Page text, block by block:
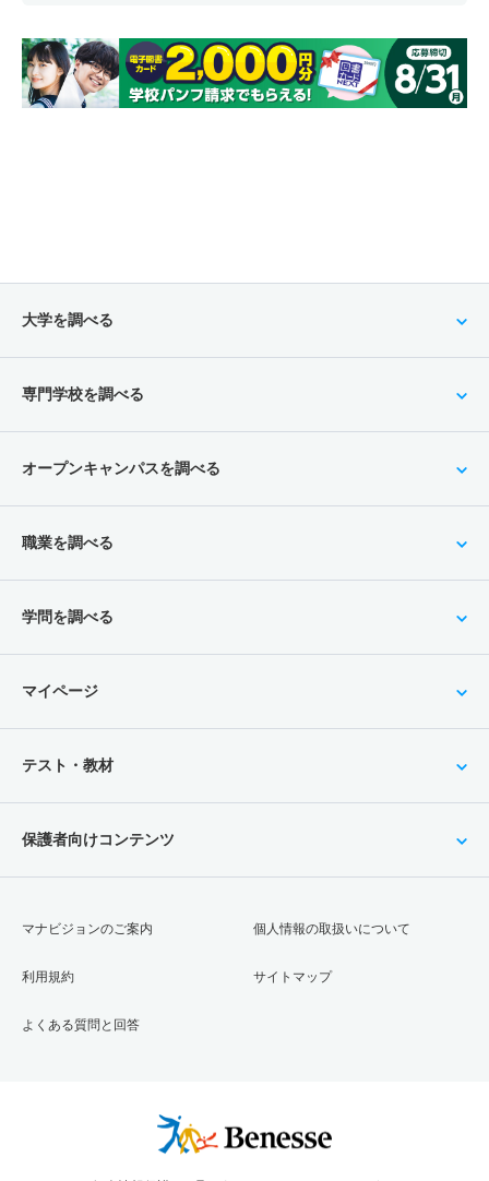
大学を調べる
専門学校を調べる
オープンキャンパスを調べる
職業を調べる
学問を調べる
マイページ
テスト・教材
保護者向けコンテンツ
マナビジョンのご案内
利用規約
よくある質問と回答
個人情報の取扱いについて
サイトマップ